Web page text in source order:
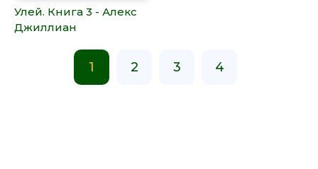
Улей. Книга 3 - Алекс
Джиллиан
1 2 3 4